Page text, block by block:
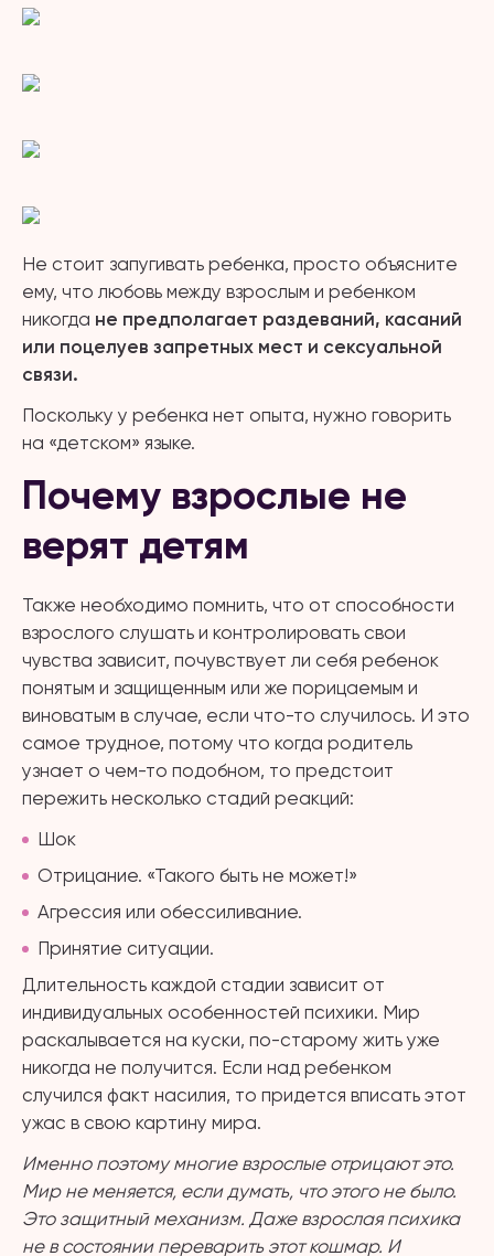
Не стоит запугивать ребенка, просто объясните
ему, что любовь между взрослым и ребенком
никогда не предполагает раздеваний, касаний
или поцелуев запретных мест и сексуальной
связи.
Поскольку у ребенка нет опыта, нужно говорить
на «детском» языке.
Почему взрослые не
верят детям
Также необходимо помнить, что от способности
взрослого слушать и контролировать свои
чувства зависит, почувствует ли себя ребенок
понятым и защищенным или же порицаемым и
виноватым в случае, если что-то случилось. И это
самое трудное, потому что когда родитель
узнает о чем-то подобном, то предстоит
пережить несколько стадий реакций:
Шок
Отрицание. «Такого быть не может!»
Агрессия или обессиливание.
Принятие ситуации.
Длительность каждой стадии зависит от
индивидуальных особенностей психики. Мир
раскалывается на куски, по-старому жить уже
никогда не получится. Если над ребенком
случился факт насилия, то придется вписать этот
ужас в свою картину мира.
Именно поэтому многие взрослые отрицают это.
Мир не меняется, если думать, что этого не было.
Это защитный механизм. Даже взрослая психика
не в состоянии переварить этот кошмар. И